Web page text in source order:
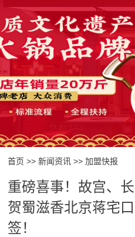
首页 >>新闻资讯 >>加盟快报
重磅喜事！故宫、
贺蜀滋香北京蒋宅
签！